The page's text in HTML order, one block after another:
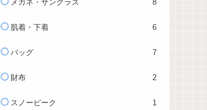
メガネ・サングラス 8
肌着・下着 6
バッグ 7
財布 2
スノーピーク 1